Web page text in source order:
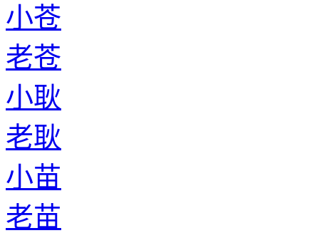
小苍
老苍
小耿
老耿
小苗
老苗